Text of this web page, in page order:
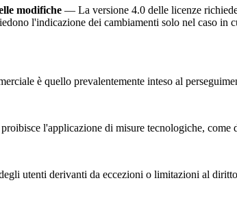
modifiche — La versione 4.0 delle licenze
l'indicazione dei cambiamenti solo nel caso in
è quello prevalentemente inteso al
l'applicazione di misure tecnologiche,
utenti derivanti da eccezioni o limitazioni al